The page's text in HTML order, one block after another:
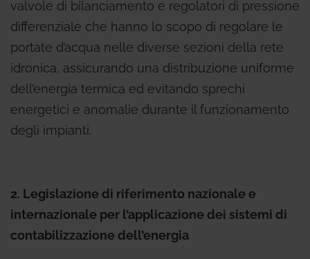
valvole di bilanciamento e regolatori di pressione
differenziale che hanno lo scopo di regolare le
portate d’acqua nelle diverse sezioni della rete
idronica, assicurando una distribuzione uniforme
dell’energia termica ed evitando sprechi
energetici e anomalie durante il funzionamento
degli impianti.
2. Legislazione di riferimento nazionale e
internazionale per l’applicazione dei sistemi di
contabilizzazione dell’energia